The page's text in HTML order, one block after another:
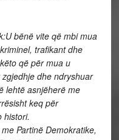
bënë vite që mbi mua
trafikant dhe
që për mua u
dhe ndryshuar
lehtë asnjëherë me
keq për
histori.
Partinë Demokratike,